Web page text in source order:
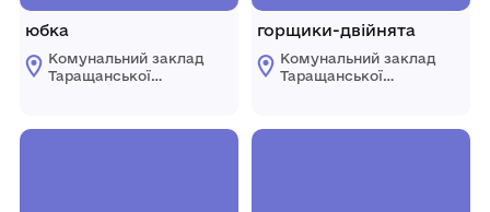
юбка
Комунальний заклад
Таращанської
історико-
горщики-двійнята
Комунальний заклад
Таращанської
історико-